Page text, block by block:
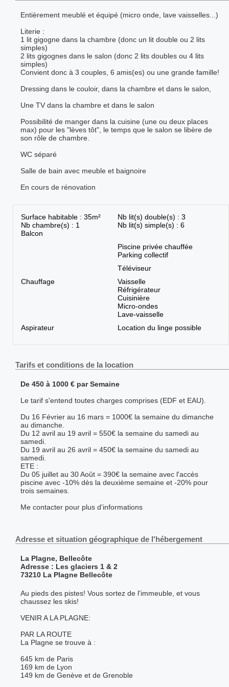
Entièrement meublé et équipé (micro onde, lave vaisselles...)
Literie :
1 lit gigogne dans la chambre (donc un lit double ou 2 lits
simples)
2 lits gigognes dans le salon (donc 2 lits doubles ou 4 lits
simples)
Convient donc à 3 couples, 6 amis(es) ou une grande famille!
Dressing dans le couloir, dans la chambre et dans le salon,
Une TV dans la chambre et dans le salon
Possibilité de manger dans la cuisine (une ou deux places
max) pour les "lèves tôt", le temps que le salon se libère de
son rôle de chambre.
WC séparé
Salle de bain avec meuble et baignoire
En cours de rénovation
Surface habitable : 35m²
Nb chambre(s) : 1
Balcon
Nb lit(s) double(s) : 3
Nb lit(s) simple(s) : 6
Piscine privée chauffée
Parking collectif
Téléviseur
Chauffage
Vaisselle
Réfrigérateur
Cuisinière
Micro-ondes
Lave-vaisselle
Aspirateur
Location du linge possible
Tarifs et conditions de la location
De 450 à 1000 € par Semaine
Le tarif s'entend toutes charges comprises (EDF et EAU).
Du 16 Février au 16 mars = 1000€ la semaine du dimanche
au dimanche.
Du 12 avril au 19 avril = 550€ la semaine du samedi au
samedi.
Du 19 avril au 26 avril = 450€ la semaine du samedi au
samedi.
ETE :
Du 05 juillet au 30 Août = 390€ la semaine avec l'accès
piscine avec -10% dès la deuxième semaine et -20% pour
trois semaines.
Me contacter pour plus d'informations
Adresse et situation géographique de l'hébergement
La Plagne, Bellecôte
Adresse : Les glaciers 1 & 2
73210 La Plagne Bellecôte
Au pieds des pistes! Vous sortez de l'immeuble, et vous
chaussez les skis!
VENIR A LA PLAGNE:
PAR LA ROUTE
La Plagne se trouve à :
645 km de Paris
169 km de Lyon
149 km de Genève et de Grenoble